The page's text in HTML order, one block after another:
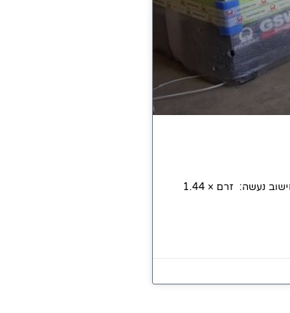
איך לבחור את גודל הגנרטור הדרוש בבחירת גודל הגנרטור הדרוש למתקן/ מפעל יש לשים לב לכמה פרמטריםאת החישוב נעשה: זרם × 1.44